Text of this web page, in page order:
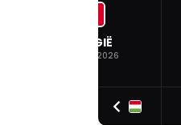
BELGIË
19 JUL. 2026